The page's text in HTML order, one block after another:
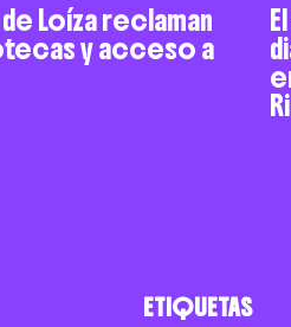
Loíza reclaman
y acceso a
ETIQUETAS